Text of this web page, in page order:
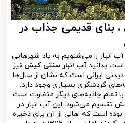
بنای قدیمی جذاب در
انبار را می‌شنویم به یاد شهرهایی
بدانید آب انبار سنتی کیش نیز
ایرانی است که نشان از سال‌ها
گردشگری بسیاری وجود دارد.
با تمام جاذبه‌های دیگر متفاوت است.
تقسیم می‌شود. این آب انبار در
است که اهالی از آن برای ذخیره